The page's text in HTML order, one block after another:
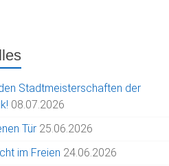
Stadtmeisterschaften der
08.07.2026
Tür 25.06.2026
im Freien 24.06.2026